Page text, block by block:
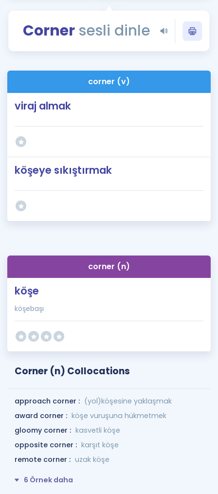
Rehberlik Aracı
ÖSYM Sınav Takvimi
Kampanyalar
Blog
Corner sesli dinle
corner (v)
viraj almak
köşeye sıkıştırmak
corner (n)
köşe
köşebaşı
Corner (n) Collocations
approach corner : (yol)köşesine yaklaşmak
award corner : köşe vuruşuna hükmetmek
gloomy corner : kasvetli köşe
opposite corner : karşıt köşe
remote corner : uzak köşe
6 Örnek daha